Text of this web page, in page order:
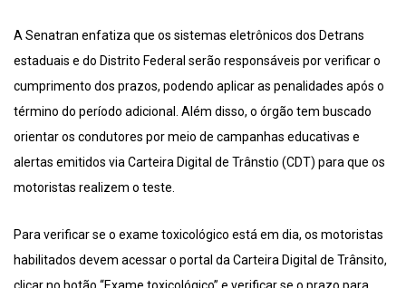
A Senatran enfatiza que os sistemas eletrônicos dos Detrans
estaduais e do Distrito Federal serão responsáveis por verificar o
cumprimento dos prazos, podendo aplicar as penalidades após o
término do período adicional. Além disso, o órgão tem buscado
orientar os condutores por meio de campanhas educativas e
alertas emitidos via Carteira Digital de Trânstio (CDT) para que os
motoristas realizem o teste.
Para verificar se o exame toxicológico está em dia, os motoristas
habilitados devem acessar o portal da Carteira Digital de Trânsito,